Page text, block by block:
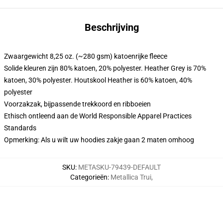
Beschrijving
Zwaargewicht 8,25 oz. (~280 gsm) katoenrijke fleece
Solide kleuren zijn 80% katoen, 20% polyester. Heather Grey is 70%
katoen, 30% polyester. Houtskool Heather is 60% katoen, 40%
polyester
Voorzakzak, bijpassende trekkoord en ribboeien
Ethisch ontleend aan de World Responsible Apparel Practices
Standards
Opmerking: Als u wilt uw hoodies zakje gaan 2 maten omhoog
SKU: METASKU-79439-DEFAULT
Categorieën: Metallica Trui,